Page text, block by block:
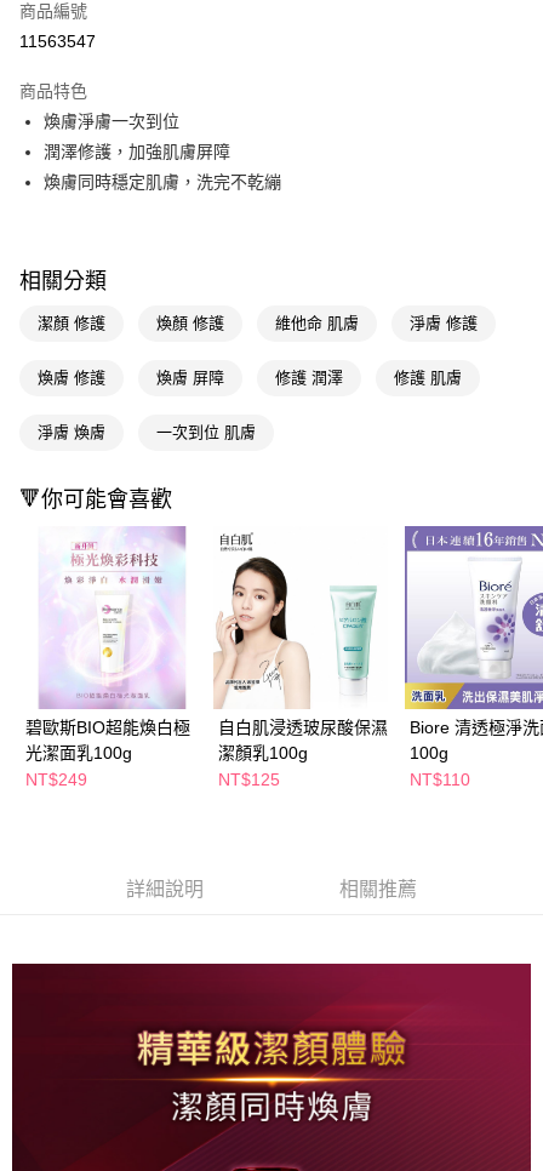
信用卡一次付款
LINE Pay
Apple Pay
Google Pay
相關說明
便利好安心！
２．便利：只要手機號碼，簡訊認證，即可結帳。
３．安心：先確認商品／服務後，再付款。
【「AFTEE先享後付」結帳流程】
１．於結帳方式選擇「AFTEE先享後付」後，將跳轉至「AFTEE先享後付」
結帳頁面，進行簡訊認證並確認金額後，即可完成結帳。
２．訂單成立數日內，您將收到繳費通知簡訊。
３．收到繳費通知簡訊後14天內，點擊此簡訊中的連結，可透過四大超商／
ATM／網路銀行／等多元方式進行付款，方視為交易完成。
※ 請注意：結帳手續完成當下不需立刻繳費，但若您需要取消訂單，請聯絡
購買商品的店家。未經商家同意取消之訂單仍視為有效，需透過AFTEE先享
後付繳納相關費用。
※ 交易是否成功請以「AFTEE先享後付 」之結帳頁面顯示為準，若有關於
是否繳費成功／繳費後需取消欲退款等相關疑問，請聯繫「AFTEE先享後付
客戶支援中心」
https://netprotections.freshdesk.com/support/home
易，需依本服務之必要範圍內提供個人資料，並將交易相關給付款項請求債
權轉讓予恩沛科技股份有限公司。
３．未成年的使用者請事先徵得法定代理人或監護人之同意方可使用
４．使用「AFTEE先享後付」時，將依據個別帳號之用戶狀況，依本公司即
時審查核予不同之上限額度；若仍有額度不足之情形，本公司將視審查結果
５．嚴禁一人註冊多個帳號或使用他人資訊註冊。若發現惡意使用之情形，
恩沛科技股份有限公司將有權停止該用戶之使用額度並採取法律行動。
全家取貨付款
每筆NT$65，滿NT$390(含以上)免運費
付款後全家取貨
每筆NT$65，滿NT$390(含以上)免運費
萊爾富取貨付款
每筆NT$65，滿NT$490(含以上)免運費
付款後萊爾富取貨
每筆NT$65，滿NT$490(含以上)免運費
付款後7-11取貨
付款後寶雅門市自取(由倉庫統一出貨)
每筆NT$80，滿NT$290(含以上)免運費
商品編號
11563547
商品特色
煥膚淨膚一次到位
潤澤修護，加強肌膚屏障
煥膚同時穩定肌膚，洗完不乾繃
相關分類
潔顏 修護 煥顏 修護 維他命 肌膚 淨膚 修護
煥膚 修護 煥膚 屏障 修護 潤澤 修護 肌膚
淨膚 煥膚 一次到位 肌膚
🔻你可能會喜歡
碧歐斯BIO超能煥白極
光潔面乳100g
NT$249
自白肌浸透玻尿酸保濕
潔顏乳100g
NT$125
Biore 清透極淨
100g
NT$110
詳細說明 相關推薦